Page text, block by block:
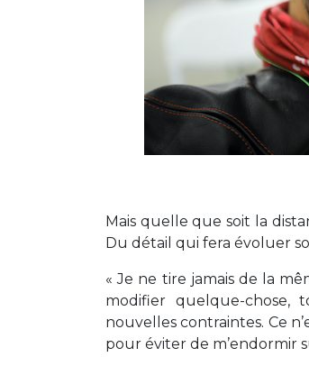
Mais quelle que soit la
Du détail qui fera évoluer
« Je ne tire jamais de la
modifier quelque-chose,
nouvelles contraintes. Ce
pour éviter de m’endormir